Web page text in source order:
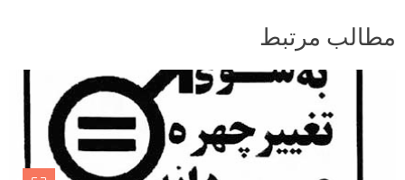
مطالب مرتبط